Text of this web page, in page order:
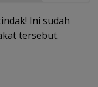
Ini sudah
tersebut.